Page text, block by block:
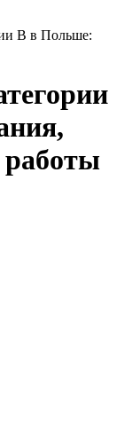
B в Польше: